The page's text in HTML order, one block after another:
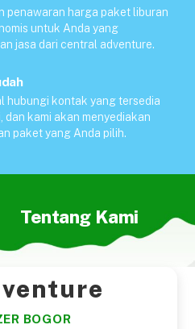
penawaran harga paket liburan
untuk Anda yang
jasa dari central adventure.
hubungi kontak yang tersedia
dan kami akan menyediakan
paket yang Anda pilih.
Tentang Kami
BOGOR